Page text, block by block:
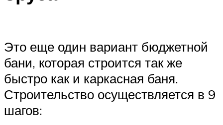
Это еще один вариант бюджетной
бани, которая строится так же
быстро как и каркасная баня.
Строительство осуществляется в 9
шагов: